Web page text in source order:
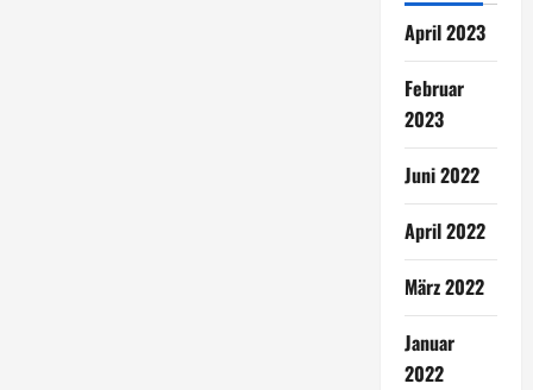
April 2023
Februar
2023
Juni 2022
April 2022
März 2022
Januar
2022